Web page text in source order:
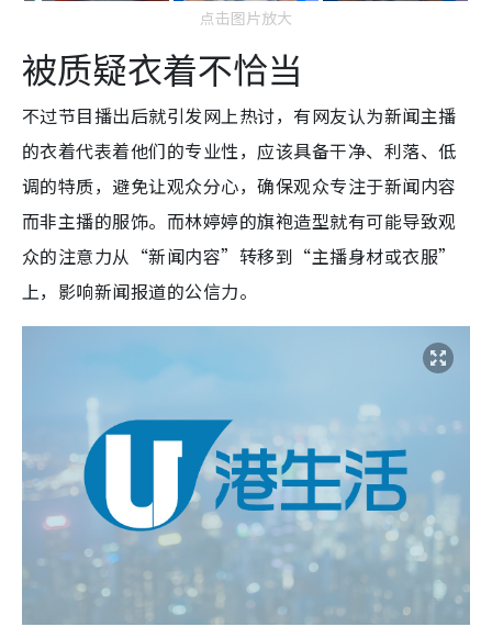
点击图片放大
被质疑衣着不恰当
不过节目播出后就引发网上热讨，有网友认为新闻主播
的衣着代表着他们的专业性，应该具备干净、利落、低
调的特质，避免让观众分心，确保观众专注于新闻内容
而非主播的服饰。而林婷婷的旗袍造型就有可能导致观
众的注意力从“新闻内容”转移到“主播身材或衣服”
上，影响新闻报道的公信力。